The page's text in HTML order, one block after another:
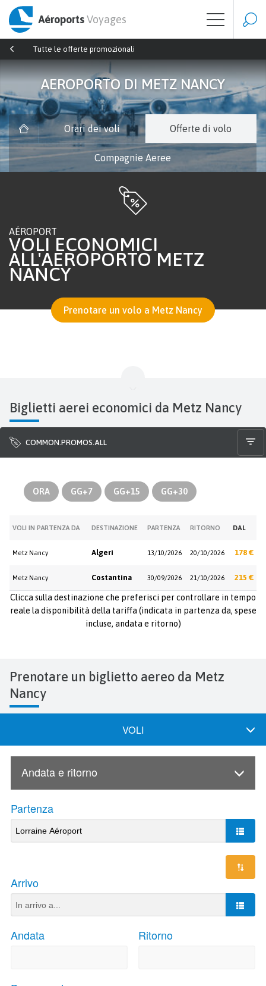
AéroportsVoyages
Tutte le offerte promozionali
AEROPORTO DI METZ NANCY
Orari dei voli Offerte di volo
Compagnie Aeree
AÉROPORT
VOLI ECONOMICI
ALL'AEROPORTO METZ
NANCY
Prenotare un volo a Metz Nancy
Biglietti aerei economici da Metz Nancy
COMMON.PROMOS.ALL
ORA GG+7 GG+15 GG+30
VOLI IN PARTENZA DA DESTINAZIONE PARTENZA RITORNO DAL
Metz Nancy Algeri 13/10/2026 20/10/2026 178 €
Metz Nancy Costantina 30/09/2026 21/10/2026 215 €
Clicca sulla destinazione che preferisci per controllare in tempo
reale la disponibilità della tariffa (indicata in partenza da, spese
incluse, andata e ritorno)
Prenotare un biglietto aereo da Metz
Nancy